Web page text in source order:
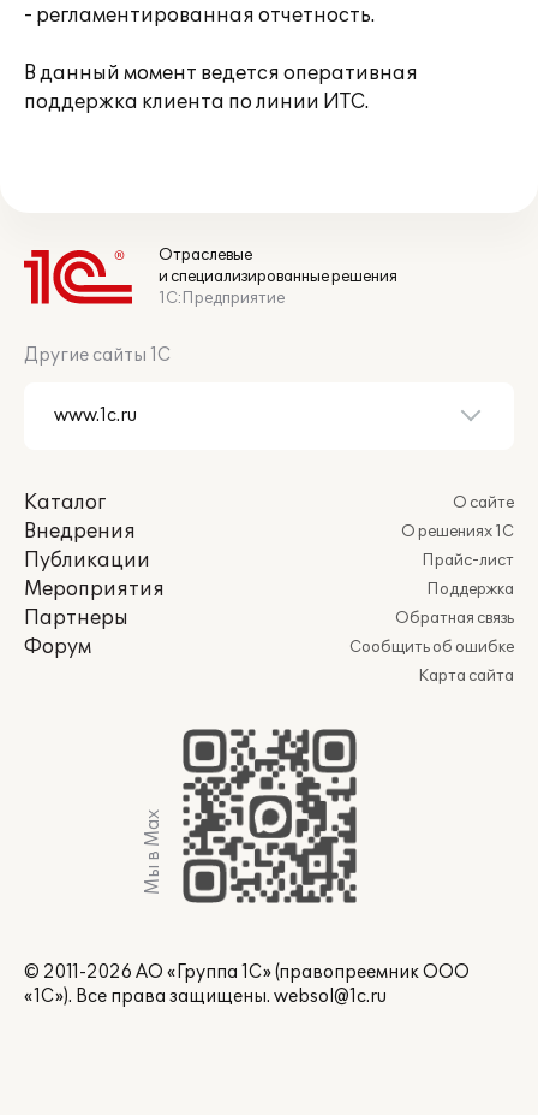
- регламентированная отчетность.
В данный момент ведется оперативная
поддержка клиента по линии ИТС.
Отраслевые
и специализированные решения
1С:Предприятие
Другие сайты 1С
Каталог
Внедрения
Публикации
Мероприятия
Партнеры
Форум
О сайте
О решениях 1С
Прайс-лист
Поддержка
Обратная связь
Сообщить об ошибке
Карта сайта
Мы в Max
© 2011-2026 АО «Группа 1С» (правопреемник ООО
«1С»). Все права защищены. websol@1c.ru